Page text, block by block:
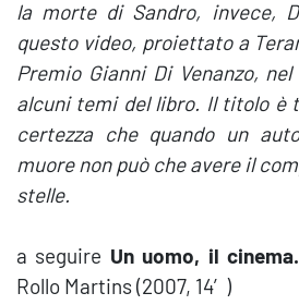
la morte di Sandro, invece,
questo video, proiettato a
Premio Gianni Di Venanzo,
alcuni temi del libro. Il titolo è
certezza che quando un
muore non può che avere il
stelle.
a seguire Un uomo, il
Rollo Martins (2007, 14′)